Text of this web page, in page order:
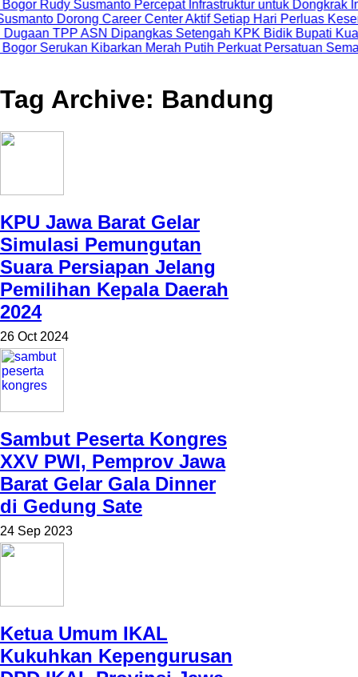
Susmanto Percepat Infrastruktur untuk Dongkrak Investasi
Career Center Aktif Setiap Hari Perluas Kesempatan
ASN Dipangkas Setengah KPK Bidik Bupati Kuansing
Kibarkan Merah Putih Perkuat Persatuan Semangat
Tag Archive: Bandung
KPU Jawa Barat Gelar
Simulasi Pemungutan
Suara Persiapan Jelang
Pemilihan Kepala Daerah
2024
26 Oct 2024
Sambut Peserta Kongres
XXV PWI, Pemprov Jawa
Barat Gelar Gala Dinner
di Gedung Sate
24 Sep 2023
Ketua Umum IKAL
Kukuhkan Kepengurusan